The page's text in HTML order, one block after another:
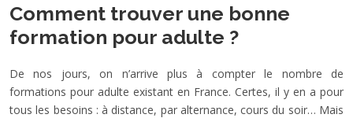
Comment trouver une bonne
formation pour adulte ?
De nos jours, on n’arrive plus à compter le nombre de
formations pour adulte existant en France. Certes, il y en a pour
tous les besoins : à distance, par alternance, cours du soir… Mais